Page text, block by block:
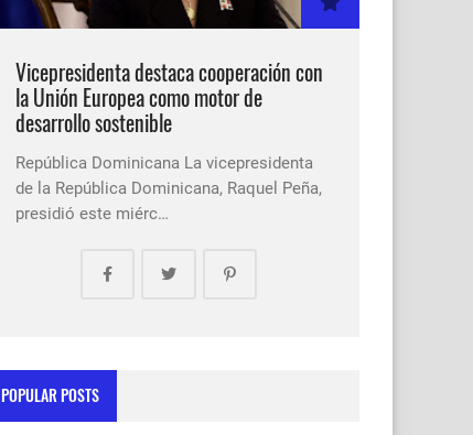
Vicepresidenta destaca cooperación con
la Unión Europea como motor de
desarrollo sostenible
República Dominicana La vicepresidenta
de la República Dominicana, Raquel Peña,
presidió este miérc…
POPULAR POSTS